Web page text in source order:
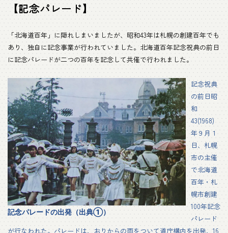
【記念パレード】
「北海道百年」に隠れしまいましたが、昭和43年は札幌の創建百年でも
あり、独自に記念事業が行われていました。北海道百年記念祝典の前日
に記念パレードが二つの百年を記念して共催で行われました。
記念パレードの出発（出典①）
記念祝典
の前日昭
和
43(1968)
年９月１
日、札幌
市の主催
で北海道
百年・札
幌市創建
100年記念
パレード
が行なわれた。 パレードは、おりからの雨をついて道庁構内を出発、16